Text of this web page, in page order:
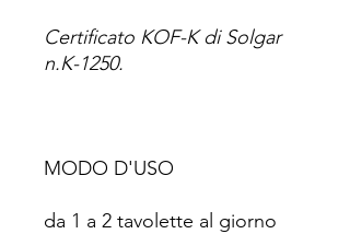
Certificato KOF-K di Solgar
n.K-1250.
MODO D'USO
da 1 a 2 tavolette al giorno